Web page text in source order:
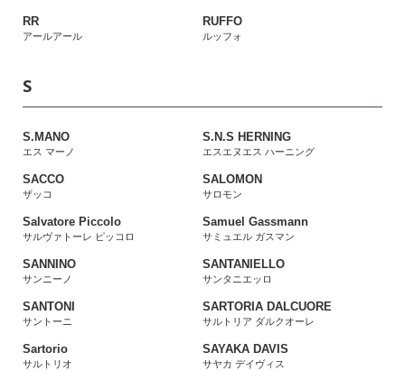
RR
アールアール
RUFFO
ルッフォ
S
S.MANO
エス マーノ
S.N.S HERNING
エスエヌエス ハーニング
SACCO
ザッコ
SALOMON
サロモン
Salvatore Piccolo
サルヴァトーレ ピッコロ
Samuel Gassmann
サミュエル ガスマン
SANNINO
サンニーノ
SANTANIELLO
サンタニエッロ
SANTONI
サントーニ
SARTORIA DALCUORE
サルトリア ダルクオーレ
Sartorio
サルトリオ
SAYAKA DAVIS
サヤカ デイヴィス